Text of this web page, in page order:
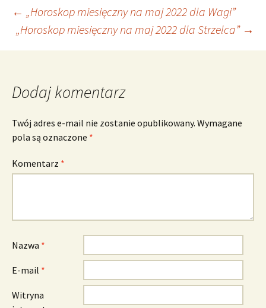
Nawigacja
wpisu
← „Horoskop miesięczny na maj 2022 dla Wagi”
„Horoskop miesięczny na maj 2022 dla Strzelca” →
Dodaj komentarz
Twój adres e-mail nie zostanie opublikowany. Wymagane
pola są oznaczone *
Komentarz *
Nazwa *
E-mail *
Witryna